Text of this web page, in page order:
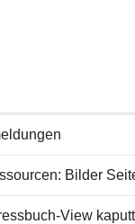
Bilder
View